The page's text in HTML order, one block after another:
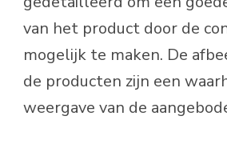
van het product door de
mogelijk te maken. De
de producten zijn een
weergave van de